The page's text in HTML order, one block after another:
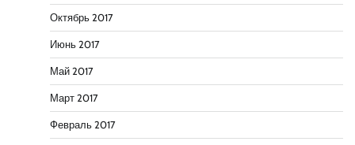
Октябрь 2017
Июнь 2017
Май 2017
Март 2017
Февраль 2017